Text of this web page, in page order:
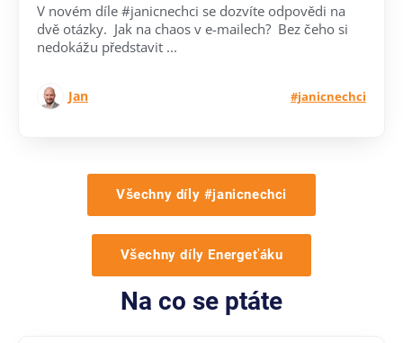
V novém díle #janicnechci se dozvíte odpovědi na
dvě otázky. Jak na chaos v e-mailech? Bez čeho si
nedokážu představit ...
Jan #janicnechci
Všechny díly #janicnechci
Všechny díly Energeťáku
Na co se ptáte